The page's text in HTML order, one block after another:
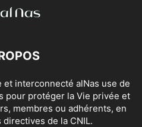
et interconnecté alNas use de
pour protéger la Vie privée et
membres ou adhérents, en
directives de la CNIL.